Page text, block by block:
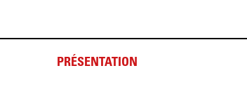
PRÉSENTATION